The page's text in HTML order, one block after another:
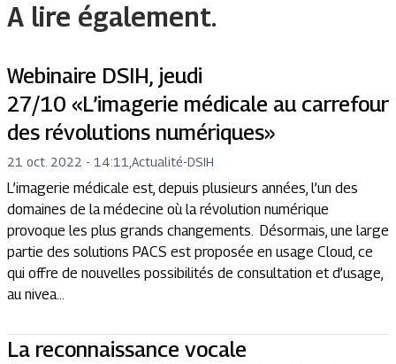
A lire également.
Webinaire DSIH, jeudi
27/10 «L’imagerie médicale au carrefour
des révolutions numériques»
21 oct. 2022 - 14:11 Actualité-DSIH
L’imagerie médicale est, depuis plusieurs années, l’un des
domaines de la médecine où la révolution numérique
provoque les plus grands changements. Désormais, une large
partie des solutions PACS est proposée en usage Cloud, ce
qui offre de nouvelles possibilités de consultation et d’usage,
au nivea...
La reconnaissance vocale